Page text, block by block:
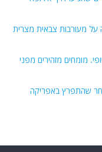
על מעורבות צבאית מצרית
מומחים מזהירים מפני
שהתפרץ באפריקה